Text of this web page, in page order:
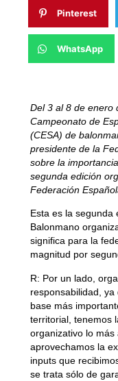
Pinterest
WhatsApp
Del 3 al 8 de enero
Campeonato de
(CESA) de
presidente de la
sobre la
segunda edición
Federación
Esta es la segunda
Balonmano
significa para la
magnitud por
R: Por un lado,
responsabilidad,
base más
territorial, tenemos
organizativo lo más
aprovechamos la
inputs que
se trata sólo de